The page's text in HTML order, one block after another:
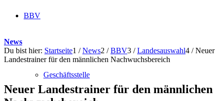
BBV
Geschäftsstelle
News
Du bist hier: Startseite1 / News2 / BBV3 / Landesauswahl4 / Neuer
Landestrainer für den männlichen Nachwuchsbereich
Neuer Landestrainer für den männlichen